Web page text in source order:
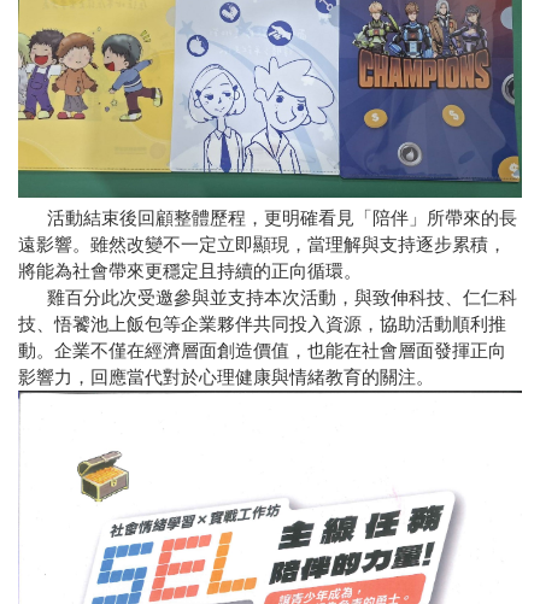
活動結束後回顧整體歷程，更明確看見「陪伴」所帶來的長
遠影響。雖然改變不一定立即顯現，當理解與支持逐步累積，
將能為社會帶來更穩定且持續的正向循環。
雞百分此次受邀參與並支持本次活動，與致伸科技、仁仁科
技、悟饕池上飯包等企業夥伴共同投入資源，協助活動順利推
動。企業不僅在經濟層面創造價值，也能在社會層面發揮正向
影響力，回應當代對於心理健康與情緒教育的關注。